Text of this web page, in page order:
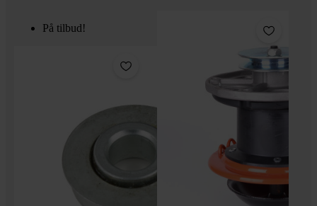
På tilbud!